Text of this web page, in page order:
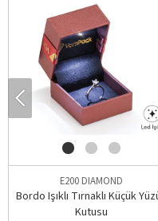
E200 DIAMOND
Bordo Işıklı Tırnaklı Küçük
Kutusu